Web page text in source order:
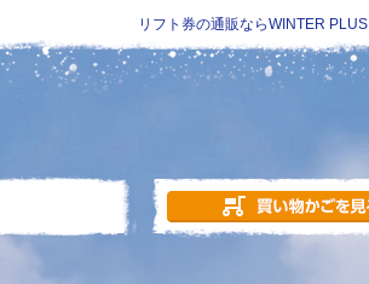
リフト券の通販ならWINTER PLUS